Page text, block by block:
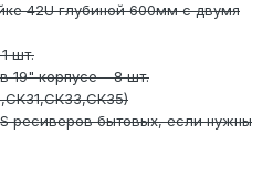
42U глубиной 600мм с двумя
шт.
19" корпусе – 8 шт.
ресиверов бытовых, если нужны